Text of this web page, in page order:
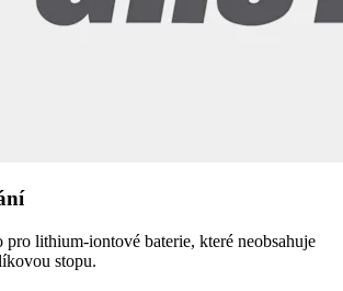
lithium-iontové baterie, které neobsahuje
stopu.